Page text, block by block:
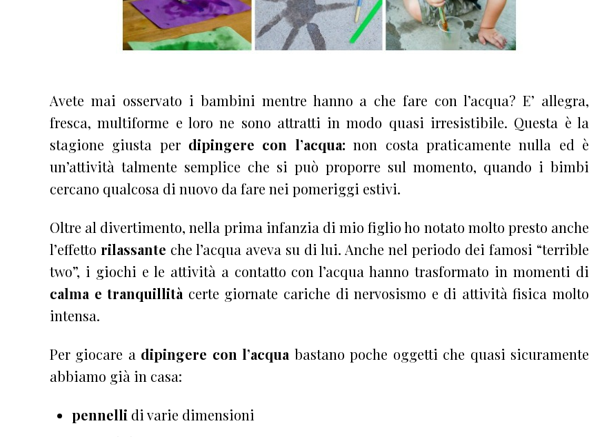
Avete mai osservato i bambini mentre hanno a che fare con l’acqua? E’ allegra,
fresca, multiforme e loro ne sono attratti in modo quasi irresistibile. Questa è la
stagione giusta per dipingere con l’acqua: non costa praticamente nulla ed è
un’attività talmente semplice che si può proporre sul momento, quando i bimbi
cercano qualcosa di nuovo da fare nei pomeriggi estivi.
Oltre al divertimento, nella prima infanzia di mio figlio ho notato molto presto anche
l’effetto rilassante che l’acqua aveva su di lui. Anche nel periodo dei famosi “terrible
two”, i giochi e le attività a contatto con l’acqua hanno trasformato in momenti di
calma e tranquillità certe giornate cariche di nervosismo e di attività fisica molto
intensa.
Per giocare a dipingere con l’acqua bastano poche oggetti che quasi sicuramente
abbiamo già in casa:
pennelli di varie dimensioni